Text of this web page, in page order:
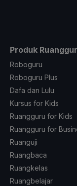
Produk
Roboguru
Roboguru Plus
Dafa dan Lulu
Kursus for Kids
Ruangguru for Kids
Ruangguru for
Ruanguji
Ruangbaca
Ruangkelas
Ruangbelajar